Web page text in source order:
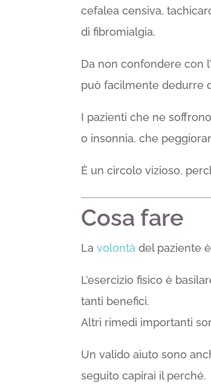
cefalea censiva,
di fibromialgia.
Da non confondere con
può facilmente dedurre
I pazienti che ne
o insonnia, che
È un circolo vizioso,
Cosa fare
Lavolontà del paziente
L’esercizio fisico è
tanti benefici.
Altri rimedi importanti
Un valido aiuto sono
seguito capirai il perché.